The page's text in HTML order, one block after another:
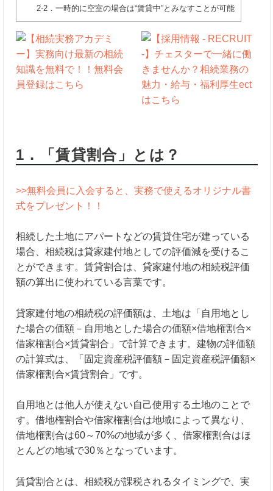
2-2．一時的に空室の場合は“賃貸中”とみなすことが可能
1．「賃貸割合」とは？
>>無料会員に入会すると、実務で使えるオリジナル書
式をプレゼント！！
相続した土地にアパートなどの賃貸住宅が建っている
場合、相続税は貸家建付地としての評価減を受けるこ
とができます。賃貸割合は、貸家建付地の相続税評価
額の算出に使われている言葉です。
貸家建付地の相続税の評価額は、土地は「自用地とし
た場合の価額－自用地とした場合の価額×借地権割合×
借家権割合×賃貸割合」で計算できます。建物の評価額
の計算式は、「固定資産税評価額－固定資産税評価額×
借家権割合×賃貸割合」です。
自用地とは他人が使えない自己使用する土地のことで
す。借地権割合や借家権割合は地域によって異なり、
借地権割合は60～70%の地域が多く、借家権割合はほ
とんどの地域で30％となっています。
賃貸割合とは、相続税が課税されるタイミングで、実